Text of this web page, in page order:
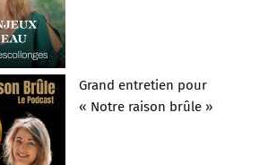
Grand entretien pour
« Notre raison brûle »